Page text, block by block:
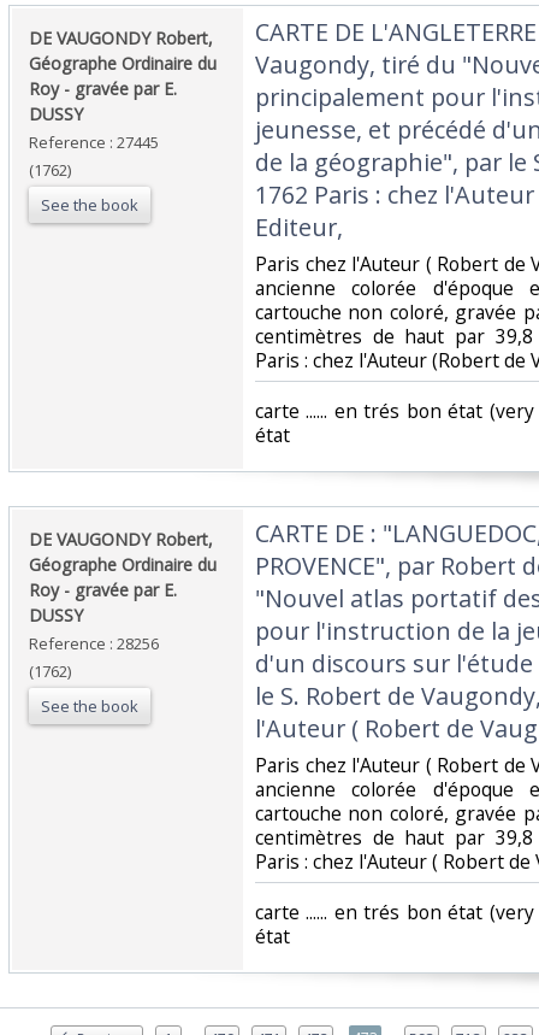
‎DE VAUGONDY Robert,
Géographe Ordinaire du
Roy - gravée par E.
DUSSY‎
Reference : 27445
(1762)
See the book
‎CARTE DE
Vaugondy, tiré du
principalement pour
jeunesse, et précédé
de la géographie", par le
1762 Paris : chez
Editeur, ‎
‎Paris chez l'Auteur ( Robert de
ancienne colorée
cartouche non coloré, gravée
centimètres de haut par
Paris : chez l'Auteur (Robert de
‎carte ...... en trés bon état
état ‎
‎DE VAUGONDY Robert,
Géographe Ordinaire du
Roy - gravée par E.
DUSSY‎
Reference : 28256
(1762)
See the book
‎CARTE DE :
PROVENCE", par
"Nouvel atlas portatif
pour l'instruction de la
d'un discours sur
le S. Robert de
l'Auteur ( Robert de
‎Paris chez l'Auteur ( Robert de
ancienne colorée
cartouche non coloré, gravée
centimètres de haut par
Paris : chez l'Auteur ( Robert de
‎carte ...... en trés bon état
état ‎